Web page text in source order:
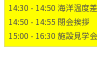
14:30 - 14:50 海洋温
14:50 - 14:55 閉会挨
15:00 - 16:30 施設見学